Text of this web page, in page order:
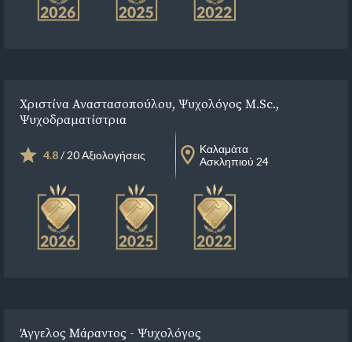
Χριστίνα Αναστασοπούλου, Ψυχολόγος M.Sc.,
Ψυχοδραματίστρια
4.8/ 20 Αξιολογήσεις
Καλαμάτα
Ασκληπιού 24
Άγγελος Μάραντος - Ψυχολόγος